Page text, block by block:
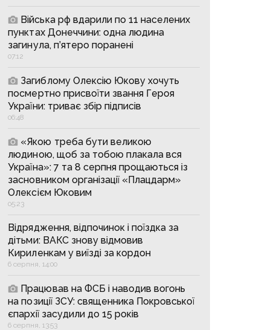
Війська рф вдарили по 11 населених
пунктах Донеччини: одна людина
загинула, п’ятеро поранені
07:12
Загиблому Олексію Юкову хочуть
посмертно присвоїти звання Героя
України: триває збір підписів
06:48
«Якою треба бути великою
людиною, щоб за тобою плакала вся
Україна»: 7 та 8 серпня прощаються із
засновником організації «Плацдарм»
Олексієм Юковим
05:23
Відрядження, відпочинок і поїздка за
дітьми: ВАКС знову відмовив
Кириленкам у виїзді за кордон
6 серпня, 14:00
Працював на ФСБ і наводив вогонь
на позиції ЗСУ: священника Покровської
єпархії засудили до 15 років
6 серпня, 13:53